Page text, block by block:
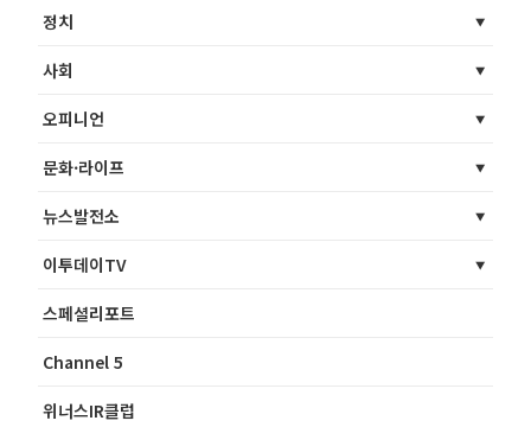
정치
사회
오피니언
문화·라이프
뉴스발전소
이투데이TV
스페셜리포트
Channel 5
위너스IR클럽